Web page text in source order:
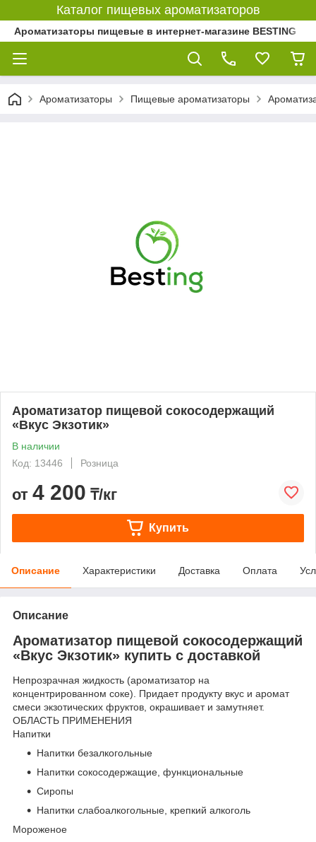
Каталог пищевых ароматизаторов
Ароматизаторы пищевые в интернет-магазине BESTING
Ароматизаторы Пищевые ароматизаторы
Ароматизатор пищевой сокосодержащий
«Вкус Экзотик»
В наличии
Код: 13446
Розница
от 4 200 ₸/кг
Купить
Описание Характеристики Доставка Оплата
Описание
Ароматизатор пищевой сокосодержащий
«Вкус Экзотик» купить с доставкой
Непрозрачная жидкость (ароматизатор на
концентрированном соке). Придает продукту вкус и аромат
смеси экзотических фруктов, окрашивает и замутняет.
ОБЛАСТЬ ПРИМЕНЕНИЯ
Напитки
Напитки безалкогольные
Напитки сокосодержащие, функциональные
Сиропы
Напитки слабоалкогольные, крепкий алкоголь
Мороженое